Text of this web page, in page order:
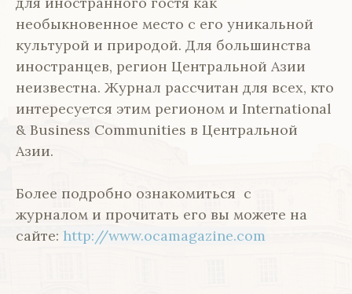
необыкновенное место с его уникальной
культурой и природой. Для большинства
иностранцев, регион Центральной Азии
неизвестна. Журнал рассчитан для всех, кто
интересуется этим регионом и International
& Business Communities в Центральной
Азии.
Более подробно ознакомиться с
журналом и прочитать его вы можете на
сайте: http://www.ocamagazine.com